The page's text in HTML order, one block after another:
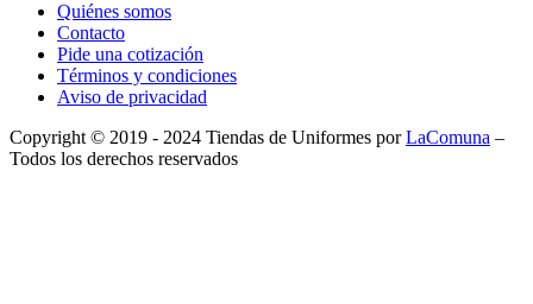
Quiénes somos
Contacto
Pide una cotización
Términos y condiciones
Aviso de privacidad
Copyright © 2019 - 2024 Tiendas de Uniformes porLaComuna –
Todos los derechos reservados